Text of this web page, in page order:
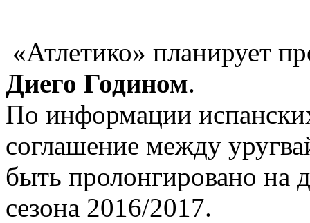
«Атлетико» планирует
Диего Годином.
По информации
соглашение между
быть пролонгировано на
сезона 2016/2017.